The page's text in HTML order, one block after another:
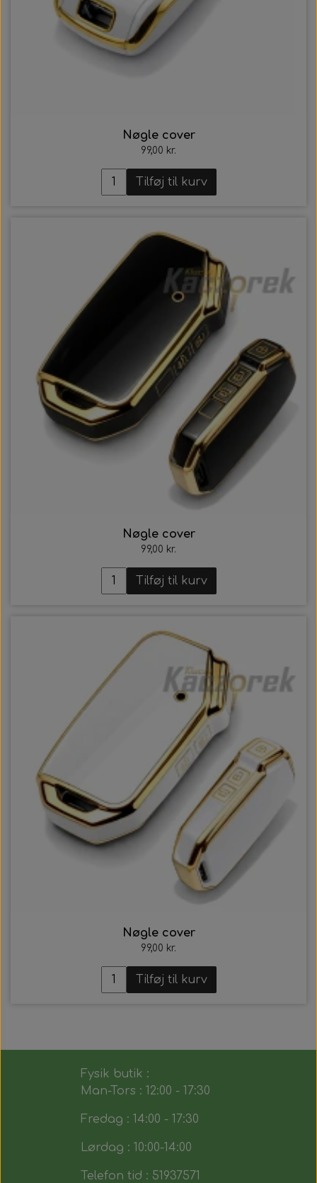
Nøgle cover
99,00 kr.
Tilføj til kurv
Nøgle cover
99,00 kr.
Tilføj til kurv
Nøgle cover
99,00 kr.
Tilføj til kurv
Fysik butik :
Man-Tors : 12:00 - 17:30
Fredag : 14:00 - 17:30
Lørdag : 10:00-14:00
Telefon tid : 51937571